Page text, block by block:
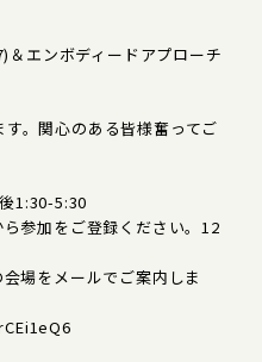
エンボディードアプローチ
。関心のある皆様奮ってご
1:30-5:30
参加をご登録ください。12
場をメールでご案内しま